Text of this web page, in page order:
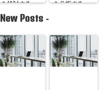
を検討する
を分析する
New Posts -